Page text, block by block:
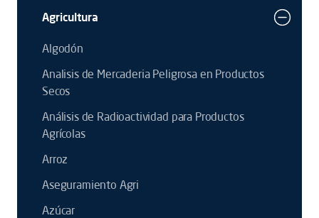
Agricultura
Algodón
Analisis de Mercaderia Peligrosa en Productos
Secos
Análisis de Radioactividad para Productos
Agrícolas
Arroz
Aseguramiento Agri
Azúcar